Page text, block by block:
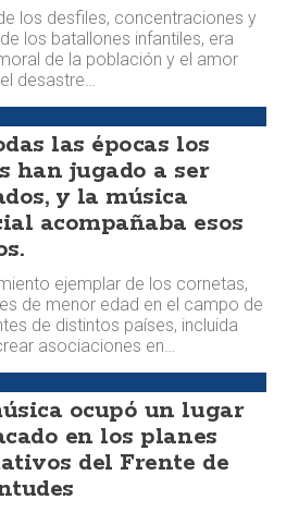
los desfiles, concentraciones y
los batallones infantiles, era
de la población y el amor
desastre…
las épocas los
han jugado a ser
y la música
acompañaba esos
ejemplar de los cornetas,
de menor edad en el campo de
de distintos países, incluida
asociaciones en…
ocupó un lugar
en los planes
del Frente de